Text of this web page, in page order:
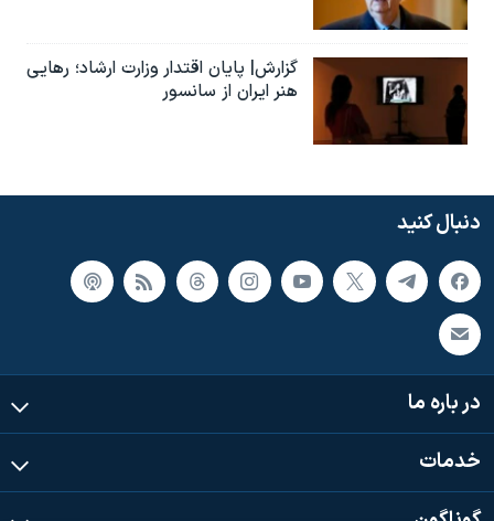
گزارش| پایان اقتدار وزارت ارشاد؛ رهایی
هنر ایران از سانسور
دنبال کنید
در باره ما
خدمات